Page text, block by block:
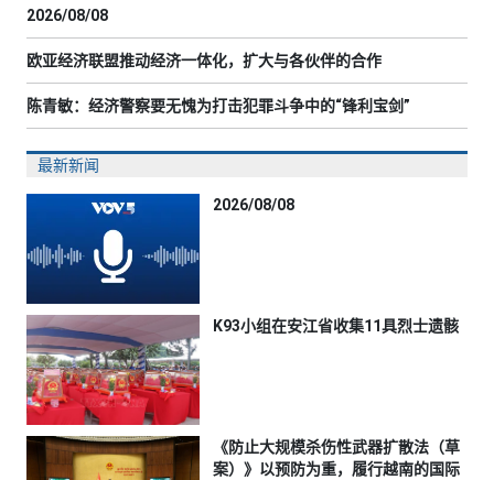
2026/08/08
欧亚经济联盟推动经济一体化，扩大与各伙伴的合作
陈青敏：经济警察要无愧为打击犯罪斗争中的“锋利宝剑”
最新新闻
2026/08/08
K93小组在安江省收集11具烈士遗骸
《防止大规模杀伤性武器扩散法（草
案）》以预防为重，履行越南的国际